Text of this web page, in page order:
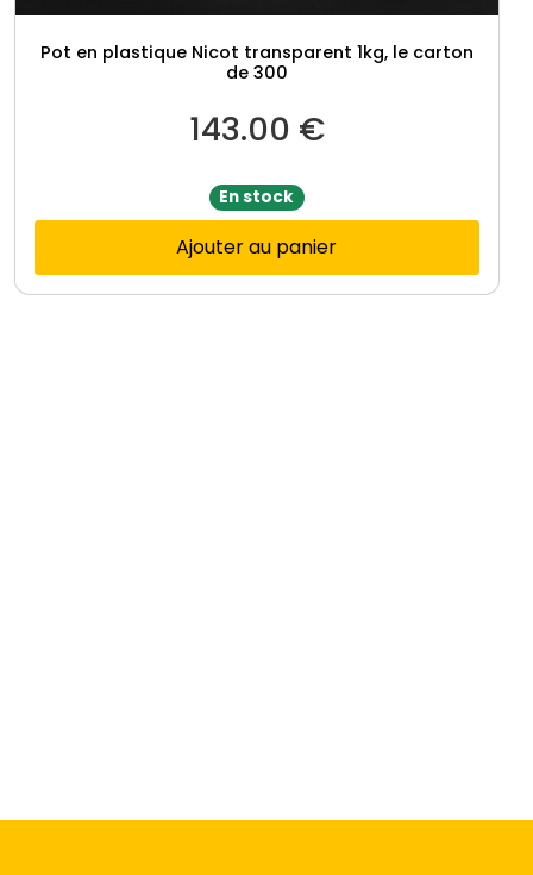
Pot en plastique Nicot transparent 1kg, le carton
de 300
143.00 €
En stock
Ajouter au panier